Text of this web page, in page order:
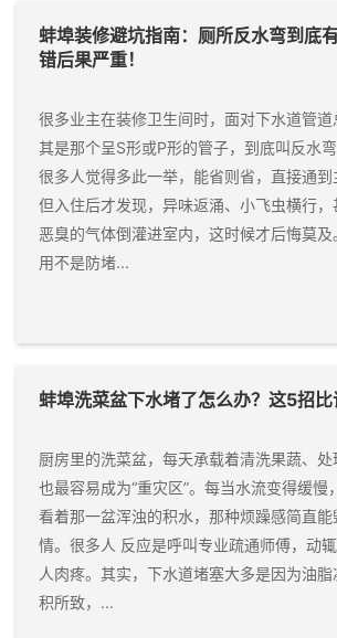
蚌埠装修避坑指南：厕所反水弯到底
错后果严重！
很多业主在装修卫生间时，面对下水道管
其是那个呈S形或P形的管子，到底叫反水弯
很多人觉得多此一举，能省则省，直接通到
但入住后才发现，异味返涌、小飞虫横行
恶臭的气体倒灌进室内，这时候才后悔莫
用不是防堵...
蚌埠洗菜盆下水堵了怎么办？这5招
厨房里的洗菜盆，每天承载着清洗果蔬、
也最容易成为“重灾区”。每当水流变得缓慢
看着那一盆浑浊的积水，那种烦躁感简直
情。很多人 反应是呼叫专业疏通师傅，动
人肉疼。其实，下水道堵塞大多是因为油
积所致，...